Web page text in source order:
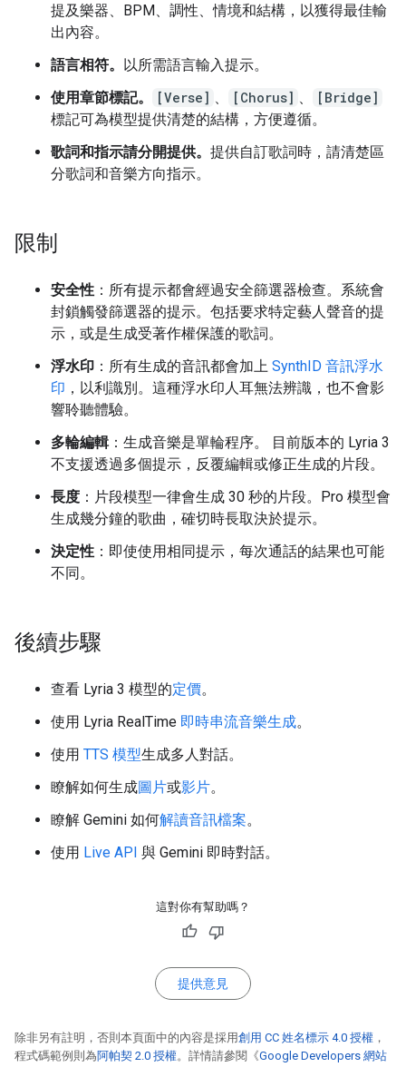
提及樂器、BPM、調性、情境和結構，以獲得最佳輸
出內容。
語言相符。 以所需語言輸入提示。
使用章節標記。
[Verse] 、 [Chorus] 、
[Bridge]
標記可為模型提供清楚的結構，方便遵循。
歌詞和指示請分開提供。 提供自訂歌詞時，請清楚區
分歌詞和音樂方向指示。
限制
安全性 ：所有提示都會經過安全篩選器檢查。系統會
封鎖觸發篩選器的提示。包括要求特定藝人聲音的提
示，或是生成受著作權保護的歌詞。
浮水印 ：所有生成的音訊都會加上 SynthID 音訊浮水
印 ，以利識別。這種浮水印人耳無法辨識，也不會影
響聆聽體驗。
多輪編輯：生成音樂是單輪程序。 目前版本的 Lyria 3
不支援透過多個提示，反覆編輯或修正生成的片段。
長度 ：片段模型一律會生成 30 秒的片段。Pro 模型會
生成幾分鐘的歌曲，確切時長取決於提示。
決定性 ：即使使用相同提示，每次通話的結果也可能
不同。
後續步驟
查看 Lyria 3 模型的定價。
使用 Lyria RealTime 即時串流音樂生成。
使用 TTS 模型生成多人對話。
瞭解如何生成圖片或影片。
瞭解 Gemini 如何解讀音訊檔案。
使用 Live API 與 Gemini 即時對話。
這對你有幫助嗎？
提供意見
除非另有註明，否則本頁面中的內容是採用創用 CC 姓名標示 4.0 授權 ，
程式碼範例則為阿帕契 2.0 授權。詳情請參閱《Google Developers 網站